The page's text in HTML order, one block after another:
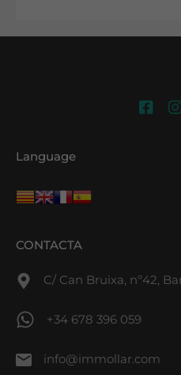
Language
CONTACTA
C/ Can Bruixa, nº42,
+34 678 396 059
info@immollar.com